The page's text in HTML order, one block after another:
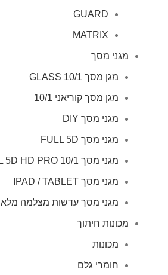
GUARD
MATRIX
מגני מסך
מגן מסך GLASS 10/1
מגן מסך קוריאני 10/1
מגני מסך DIY
מגני מסך FULL 5D
מגני מסך FULL 5D HD PRO 10/1
מגני מסך IPAD / TABLET
מגני מסך עדשות מצלמה מלא
מכונות חיתוך
מכונות
חומרי גלם